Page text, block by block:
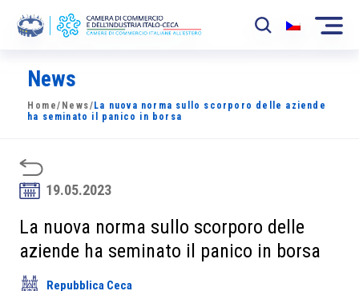
La Camera
News
Sviluppo Mercato
Soci
Partner
News
Home/ News/ La nuova norma sullo scorporo delle aziende
ha seminato il panico in borsa
19.05.2023
La nuova norma sullo scorporo delle
aziende ha seminato il panico in borsa
Repubblica Ceca